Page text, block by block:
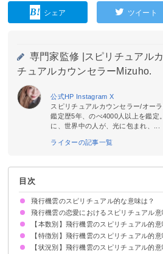
シェア ツイート
専門家監修 |
スピリチュアル
チュアルカウンセラーMizuho.
公式HP Instagram X
スピリチュアルカウンセラー/オー
鑑定歴5年、のべ4000人以上を鑑定
に、世界中の人が、光に包まれ、...
ライターの記事一覧
目次
飛行機雲のスピリチュアル的な意味は？
①状況が変化する暗示
②運気上昇のサイン
③疲労やストレスのサイン
よく見る場合は運気好調のサイン
状況別に暗示が決まる
飛行機雲の恋愛におけるスピリチュアル意
①お願い事をしたら恋愛成就する
②失恋後なら新たな出会いの予感
③復縁は長引くかも
【本数別】飛行機雲のスピリチュアル的意
飛行機雲が1本の時のスピリチュアル的意
飛行機雲が2本の時のスピリチュアル的意
飛行機雲が3本の時のスピリチュアル的意
飛行機雲が4本の時のスピリチュアル的意
飛行機雲が5本の時のスピリチュアル的意
飛行機雲がたくさんある時のスピリチュア
【特徴別】飛行機雲のスピリチュアル的意
飛行機雲が交差している時のスピリチュア
飛行機雲が縦の時のスピリチュアル的意味
飛行機雲が横一直線の時のスピリチュアル
飛行機雲が斜めの時のスピリチュアル的意
【状況別】飛行機雲のスピリチュアル的意